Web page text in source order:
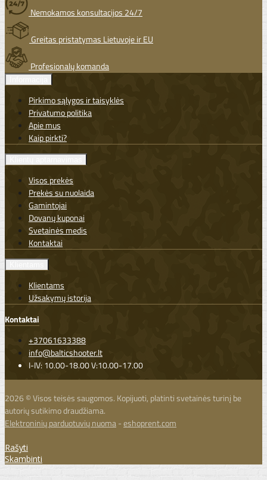
Nemokamos konsultacijos 24/7
Greitas pristatymas Lietuvoje ir EU
Profesionalų komanda
Pirkimo sąlygos ir taisyklės
Privatumo politika
Apie mus
Kaip pirkti?
Visos prekės
Prekės su nuolaida
Gamintojai
Dovanų kuponai
Svetainės medis
Kontaktai
Klientams
Užsakymų istorija
Kontaktai
+37061633388
info@balticshooter.lt
I-IV: 10.00-18.00 V:10.00-17.00
2026 © Visos teisės saugomos. Kopijuoti, platinti svetainės turinį be
autorių sutikimo draudžiama.
Elektroninių parduotuvių nuoma-eshoprent.com
Rašyti
Skambinti